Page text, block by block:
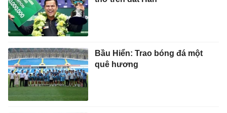
Bầu Hiển: Trao bóng đá một
quê hương